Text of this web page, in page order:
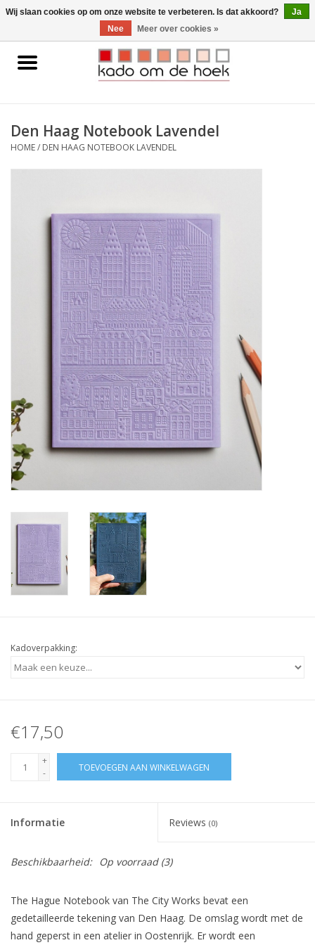
0 Artikelen - €0,00
Home
Gadgets
Den Haag Notebook Lavendel
HOME/ DEN HAAG NOTEBOOK LAVENDEL
Kadoverpakking:
€17,50
+
-
TOEVOEGEN AAN WINKELWAGEN
Informatie Reviews (0)
Beschikbaarheid: Op voorraad(3)
The Hague Notebook van The City Works bevat een
gedetailleerde tekening van Den Haag. De omslag wordt met de
hand geperst in een atelier in Oostenrijk. Er wordt een
Wij slaan cookies op om onze website te verbeteren. Is dat akkoord?
Ja
Nee
Meer over cookies »